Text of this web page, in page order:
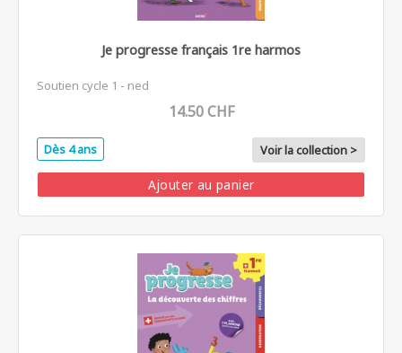
Je progresse français 1re harmos
Soutien cycle 1 - ned
14.50 CHF
Dès 4 ans Voir la collection >
Ajouter au panier